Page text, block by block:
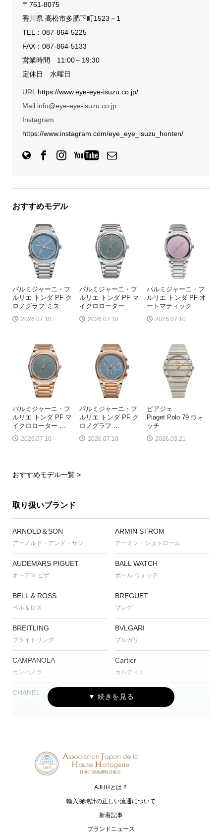
〒761-8075
香川県 高松市多肥下町1523－1
TEL： 087-864-5225
FAX：087-864-5133
営業時間 11:00～19:30
定休日 水曜日
URL https://www.eye-eye-isuzu.co.jp/
Mail info@eye-eye-isuzu.co.jp
Instagram
https://www.instagram.com/eye_eye_isuzu_honten/
おすすめモデル
パルミジャーニ・フ
ルリエ トンダ PF ク
ロノグラフ ミス
2026.07.10
パルミジャーニ・フ
ルリエ トンダ PF マ
イクロローター
2026.07.10
パルミジャーニ・フ
ルリエ トンダ PF オ
ートマティック
2026.07.10
パルミジャーニ・フ
ルリエ トンダ PF マ
イクロローター …
2026.07.10
パルミジャーニ・フ
ルリエ トンダ PF ク
ロノグラフ …
2026.07.10
ピアジェ
Piaget Polo 79 ウォ
ッチ
2026.03.21
おすすめモデル一覧 >
取り扱いブランド
ARNOLD＆SON
アーノルド・アンド・サン
ARMIN STROM
アーミン・シュトローム
AUDEMARS PIGUET
オーデマ ピゲ
BALL WATCH
ボール ウォッチ
BELL & ROSS
ベル＆ロス
BREGUET
ブレゲ
BREITLING
ブライトリング
BVLGARI
ブルガリ
CAMPANOLA
カンパノラ
Cartier
カルティエ
CHANEL CVSTOS
エドックス
FRANCK MULLER
フランク ミュラー
FREDERIQUE CONSTANT
フレデリック・コンスタント
G-SHOCK
ジーショック
AJHHとは？
輸入腕時計の正しい流通について
新着記事
ブランドニュース